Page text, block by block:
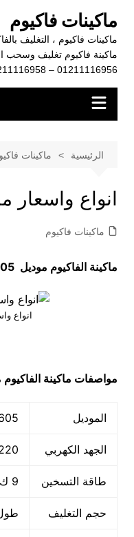
المحتوى
ماكينات فاكيوم
ماكينات فاكيوم ، التغليف
01211116956 – 01211116958
الرئيسية ماكينات
انواع واسعار
ماكينات فاكيوم
ماكينة الفاكيوم موديل 605 ماركة مهندس منسي
انواع
مواصفات ماكينة الفاكيوم
الموديل 605 ماركة مهندس
الجهد الكهربي 220
طاقة التسخين 9 ك وات (18 سخان ×500 وات)
حجم التغليف طول 54 سم × عرض